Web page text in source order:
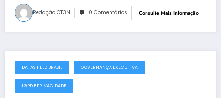
Redação OT3N 0 Comentários Consulte Mais Informação
julho 19, 2025
DATASHIELD BRASIL GOVERNANÇA EXECUTIVA
LGPD E PRIVACIDADE